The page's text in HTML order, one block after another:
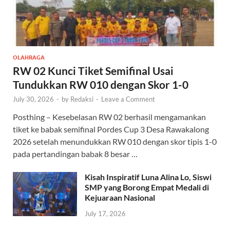
OLAHRAGA
RW 02 Kunci Tiket Semifinal Usai
Tundukkan RW 010 dengan Skor 1-0
July 30, 2026 - by Redaksi - Leave a Comment
Posthing – Kesebelasan RW 02 berhasil mengamankan
tiket ke babak semifinal Pordes Cup 3 Desa Rawakalong
2026 setelah menundukkan RW 010 dengan skor tipis 1-0
pada pertandingan babak 8 besar …
Kisah Inspiratif Luna Alina Lo, Siswi
SMP yang Borong Empat Medali di
Kejuaraan Nasional
July 17, 2026